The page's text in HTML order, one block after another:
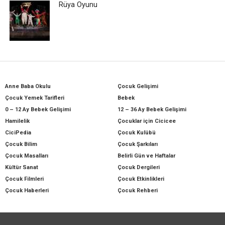
Rüya Oyunu
Anne Baba Okulu
Çocuk Gelişimi
Çocuk Yemek Tarifleri
Bebek
0 – 12 Ay Bebek Gelişimi
12 – 36 Ay Bebek Gelişimi
Hamilelik
Çocuklar için Cicicee
CiciPedia
Çocuk Kulübü
Çocuk Bilim
Çocuk Şarkıları
Çocuk Masalları
Belirli Gün ve Haftalar
Kültür Sanat
Çocuk Dergileri
Çocuk Filmleri
Çocuk Etkinlikleri
Çocuk Haberleri
Çocuk Rehberi